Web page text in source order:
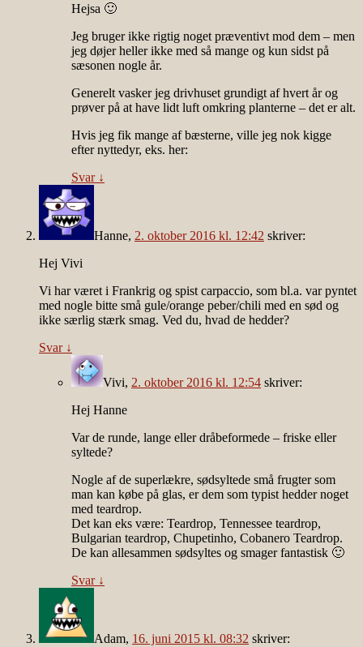
Hejsa 🙂
Jeg bruger ikke rigtig noget præventivt mod dem – men
jeg døjer heller ikke med så mange og kun sidst på
sæsonen nogle år.
Generelt vasker jeg drivhuset grundigt af hvert år og
prøver på at have lidt luft omkring planterne – det er alt.
Hvis jeg fik mange af bæsterne, ville jeg nok kigge
efter nyttedyr, eks. her:
Svar ↓
Hanne, 2. oktober 2016 kl. 12:42 skriver:
Hej Vivi
Vi har været i Frankrig og spist carpaccio, som bl.a. var pyntet
med nogle bitte små gule/orange peber/chili med en sød og
ikke særlig stærk smag. Ved du, hvad de hedder?
Svar ↓
Vivi, 2. oktober 2016 kl. 12:54 skriver:
Hej Hanne
Var de runde, lange eller dråbeformede – friske eller
syltede?
Nogle af de superlækre, sødsyltede små frugter som
man kan købe på glas, er dem som typist hedder noget
med teardrop.
Det kan eks være: Teardrop, Tennessee teardrop,
Bulgarian teardrop, Chupetinho, Cobanero Teardrop.
De kan allesammen sødsyltes og smager fantastisk 🙂
Svar ↓
Adam, 16. juni 2015 kl. 08:32 skriver: